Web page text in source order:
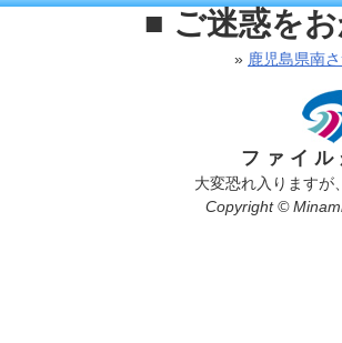
■ ご迷惑を
» 鹿児島県南
ファイ
大変恐れ入りますが
Copyright ©